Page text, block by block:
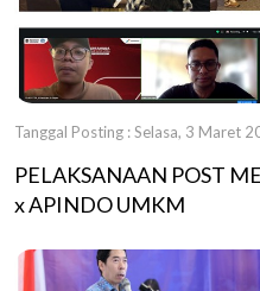
Tanggal Posting : Selasa, 3 Maret
PELAKSANAAN POST
x APINDO UMKM